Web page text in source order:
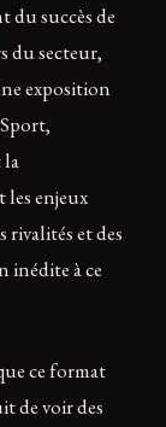
du succès de
du secteur,
exposition
la
enjeux
et des
inédite à ce
ce format
de voir des